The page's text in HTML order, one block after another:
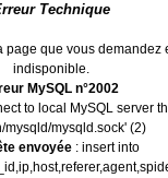
Technique
que vous demandez
indisponible.
MySQL n°2002
to local MySQL server
mysqld/mysqld.sock' (2)
envoyée: insert into